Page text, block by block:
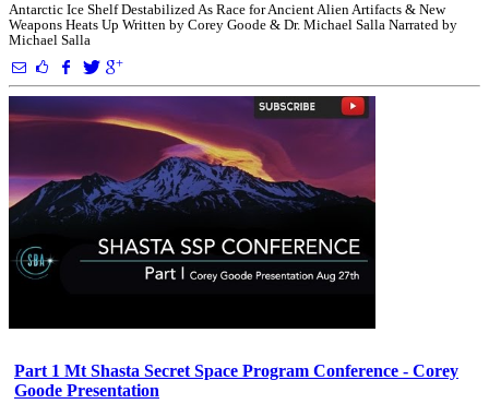
Antarctic Ice Shelf Destabilized As Race for Ancient Alien Artifacts & New
Weapons Heats Up Written by Corey Goode & Dr. Michael Salla Narrated by
Michael Salla
Part 1 Mt Shasta Secret Space Program Conference - Corey
Goode Presentation